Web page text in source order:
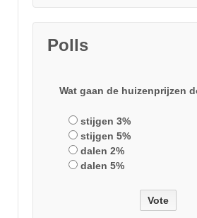
Polls
Wat gaan de huizenprijzen
stijgen 3%
stijgen 5%
dalen 2%
dalen 5%